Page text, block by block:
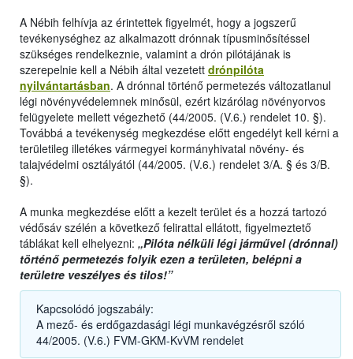
A Nébih felhívja az érintettek figyelmét, hogy a jogszerű
tevékenységhez az alkalmazott drónnak típusminősítéssel
szükséges rendelkeznie, valamint a drón pilótájának is
szerepelnie kell a Nébih által vezetett drónpilóta
nyilvántartásban. A drónnal történő permetezés változatlanul
légi növényvédelemnek minősül, ezért kizárólag növényorvos
felügyelete mellett végezhető (44/2005. (V.6.) rendelet 10. §).
Továbbá a tevékenység megkezdése előtt engedélyt kell kérni a
területileg illetékes vármegyei kormányhivatal növény- és
talajvédelmi osztályától (44/2005. (V.6.) rendelet 3/A. § és 3/B.
§).
A munka megkezdése előtt a kezelt terület és a hozzá tartozó
védősáv szélén a következő felirattal ellátott, figyelmeztető
táblákat kell elhelyezni: „Pilóta nélküli légi járművel (drónnal)
történő permetezés folyik ezen a területen, belépni a
területre veszélyes és tilos!”
Kapcsolódó jogszabály:
A mező- és erdőgazdasági légi munkavégzésről szóló
44/2005. (V.6.) FVM-GKM-KvVM rendelet